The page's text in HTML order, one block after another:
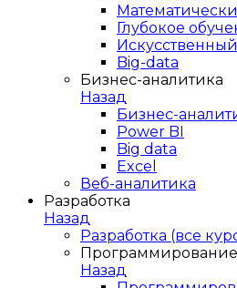
Глубокое
Big-data
Бизнес-аналитика
Назад
Бизнес-
Power BI
Big data
Excel
Веб-аналитика
Разработка
Назад
Разработка (все
Программирование
Назад